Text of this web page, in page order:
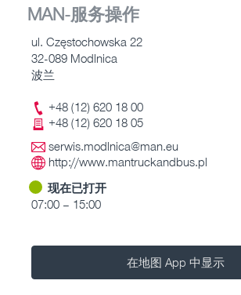
MAN-服务操作
ul. Częstochowska 22
32-089 Modlnica
波兰
+48 (12) 620 18 00
+48 (12) 620 18 05
serwis.modlnica@man.eu
http://www.mantruckandbus.pl
现在已打开
07:00 – 15:00
在地图 App 中显示